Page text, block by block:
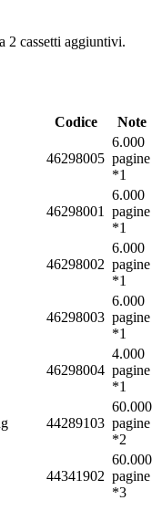
2 cassetti aggiuntivi.
Codice Note
46298005
6.000
pagine
*1
46298001
6.000
pagine
*1
46298002
6.000
pagine
*1
46298003
6.000
pagine
*1
46298004
4.000
pagine
*1
44289103
60.000
pagine
*2
44341902
60.000
pagine
*3